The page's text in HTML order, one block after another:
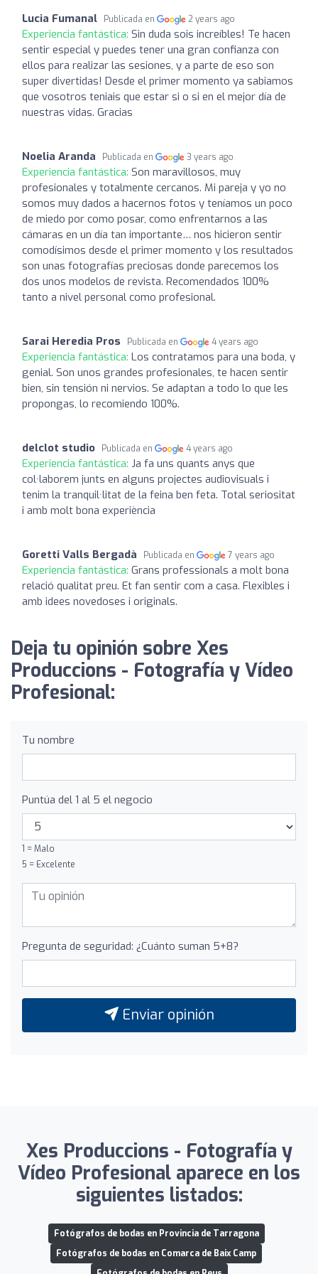
Lucia Fumanal Publicada en 2 years ago
Experiencia fantástica: Sin duda sois increíbles! Te hacen
sentir especial y puedes tener una gran confianza con
ellos para realizar las sesiones, y a parte de eso son
super divertidas! Desde el primer momento ya sabiamos
que vosotros teniais que estar si o si en el mejor día de
nuestras vidas. Gracias
Noelia Aranda Publicada en 3 years ago
Experiencia fantástica: Son maravillosos, muy
profesionales y totalmente cercanos. Mi pareja y yo no
somos muy dados a hacernos fotos y teníamos un poco
de miedo por como posar, como enfrentarnos a las
cámaras en un día tan importante… nos hicieron sentir
comodísimos desde el primer momento y los resultados
son unas fotografías preciosas donde parecemos los
dos unos modelos de revista. Recomendados 100%
tanto a nivel personal como profesional.
Sarai Heredia Pros Publicada en 4 years ago
Experiencia fantástica: Los contratamos para una boda, y
genial. Son unos grandes profesionales, te hacen sentir
bien, sin tensión ni nervios. Se adaptan a todo lo que les
propongas, lo recomiendo 100%.
delclot studio Publicada en 4 years ago
Experiencia fantástica: Ja fa uns quants anys que
col·laborem junts en alguns projectes audiovisuals i
tenim la tranquil·litat de la feina ben feta. Total seriositat
i amb molt bona experiència
Goretti Valls Bergadà Publicada en 7 years ago
Experiencia fantástica: Grans professionals a molt bona
relació qualitat preu. Et fan sentir com a casa. Flexibles i
amb idees novedoses i originals.
Deja tu opinión sobre Xes
Produccions - Fotografía y Vídeo
Profesional:
Tu nombre
Puntúa del 1 al 5 el negocio
1 = Malo
5 = Excelente
Pregunta de seguridad: ¿Cuánto suman 5+8?
Enviar opinión
Xes Produccions - Fotografía y
Vídeo Profesional aparece en los
siguientes listados:
Fotógrafos de bodas en Provincia de Tarragona
Fotógrafos de bodas en Comarca de Baix Camp